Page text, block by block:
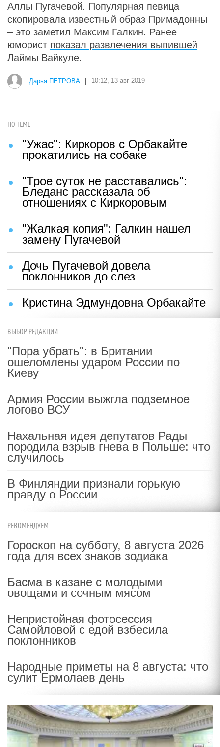
Аллы Пугачевой. Популярная певица
скопировала известный образ Примадонны
– это заметил Максим Галкин. Ранее
юморист показал развлечения выпившей
Лаймы Вайкуле.
Дарья ПЕТРОВА 10:12, 13 авг 2019
ПО ТЕМЕ
"Ужас": Киркоров с Орбакайте
прокатились на собаке
"Трое суток не расставались":
Бледанс рассказала об
отношениях с Киркоровым
"Жалкая копия": Галкин нашел
замену Пугачевой
Дочь Пугачевой довела
поклонников до слез
Кристина Эдмундовна Орбакайте
ВЫБОР РЕДАКЦИИ
"Пора убрать": в Британии
ошеломлены ударом России по
Киеву
Армия России выжгла подземное
логово ВСУ
Нахальная идея депутатов Рады
породила взрыв гнева в Польше: что
случилось
В Финляндии признали горькую
правду о России
РЕКОМЕНДУЕМ
Гороскоп на субботу, 8 августа 2026
года для всех знаков зодиака
Басма в казане с молодыми
овощами и сочным мясом
Непристойная фотосессия
Самойловой с едой взбесила
поклонников
Народные приметы на 8 августа: что
сулит Ермолаев день